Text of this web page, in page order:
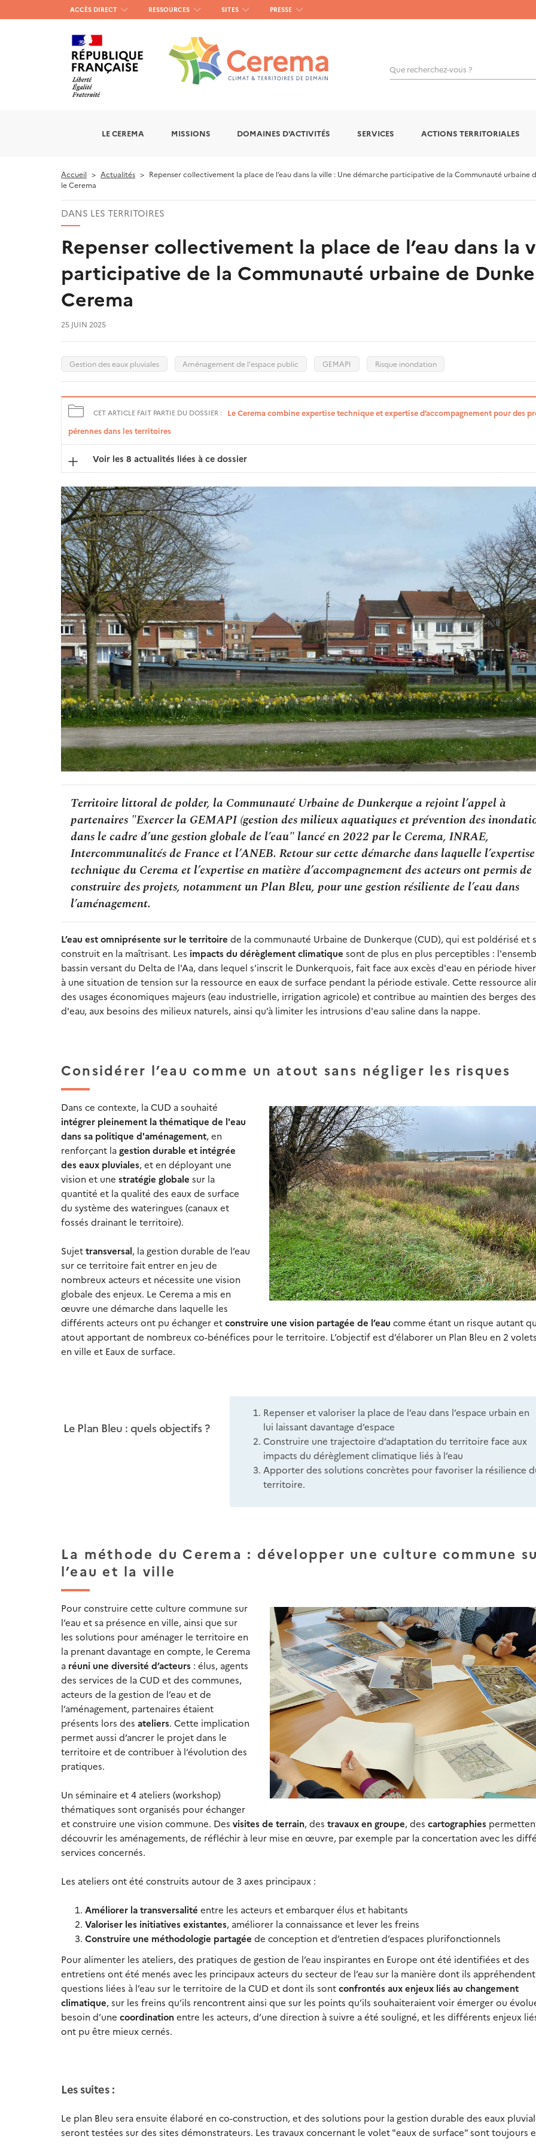
Menu
haut
gauche
ACCÈS DIRECT RESSOURCES SITES PRESSE
Que recherchez-vous ?
LE CEREMA MISSIONS DOMAINES D'ACTIVITÉS SERVICES ACTIONS TERRITORIALES
Accueil Actualités
Repenser collectivement la place de l’eau dans la ville : Une démarche participative de la Communauté urbaine
le Cerema
DANS LES TERRITOIRES
Repenser collectivement la place de l’eau dans la
participative de la Communauté urbaine de
Cerema
25 JUIN 2025
Gestion des eaux pluviales Aménagement de l'espace public GEMAPI Risque inondation
CET ARTICLE FAIT PARTIE DU DOSSIER :
Le Cerema combine expertise technique et expertise d’accompagnement pour des
pérennes dans les territoires
Voir les 8 actualités liées à ce dossier
Territoire littoral de polder, la Communauté Urbaine de Dunkerque a rejoint l’appel à
partenaires "Exercer la GEMAPI (gestion des milieux aquatiques et prévention des
dans le cadre d’une gestion globale de l’eau" lancé en 2022 par le Cerema, INRAE,
Intercommunalités de France et l’ANEB. Retour sur cette démarche dans laquelle l’expertise
technique du Cerema et l’expertise en matière d’accompagnement des acteurs ont permis de
construire des projets, notamment un Plan Bleu, pour une gestion résiliente de l’eau dans
l’aménagement.
L’eau est omniprésente sur le territoire de la communauté Urbaine de Dunkerque (CUD), qui est poldérisé et
construit en la maîtrisant. Les impacts du dérèglement climatique sont de plus en plus perceptibles :
bassin versant du Delta de l'Aa, dans lequel s'inscrit le Dunkerquois, fait face aux excès d'eau en période
à une situation de tension sur la ressource en eaux de surface pendant la période estivale. Cette ressource
des usages économiques majeurs (eau industrielle, irrigation agricole) et contribue au maintien des berges
d'eau, aux besoins des milieux naturels, ainsi qu’à limiter les intrusions d'eau saline dans la nappe.
Considérer l’eau comme un atout sans négliger les risques
Dans ce contexte, la CUD a souhaité
intégrer pleinement la thématique de l'eau
dans sa politique d'aménagement, en
renforçant lagestion durable et intégrée
des eaux pluviales, et en déployant une
vision et une stratégie globale sur la
quantité et la qualité des eaux de surface
du système des wateringues (canaux et
fossés drainant le territoire).
Sujettransversal, la gestion durable de l’eau
sur ce territoire fait entrer en jeu de
nombreux acteurs et nécessite une vision
globale des enjeux. Le Cerema a mis en
œuvre une démarche dans laquelle les
différents acteurs ont pu échanger etconstruire une vision partagée de l’eau comme étant un risque autant
atout apportant de nombreux co-bénéfices pour le territoire. L’objectif est d’élaborer un Plan Bleu en 2 volets
en ville et Eaux de surface.
Le Plan Bleu : quels objectifs ?
Repenser et valoriser la place de l’eau dans l’espace urbain en
lui laissant davantage d’espace
Construire une trajectoire d’adaptation du territoire face aux
impacts du dérèglement climatique liés à l’eau
Apporter des solutions concrètes pour favoriser la résilience
territoire.
La méthode du Cerema : développer une culture commune
l’eau et la ville
Pour construire cette culture commune sur
l’eau et sa présence en ville, ainsi que sur
les solutions pour aménager le territoire en
la prenant davantage en compte, le Cerema
a réuni une diversité d’acteurs : élus, agents
des services de la CUD et des communes,
acteurs de la gestion de l’eau et de
l’aménagement, partenaires étaient
présents lors des ateliers. Cette implication
permet aussi d’ancrer le projet dans le
territoire et de contribuer à l’évolution des
pratiques.
Un séminaire et 4 ateliers (workshop)
thématiques sont organisés pour échanger
et construire une vision commune. Des visites de terrain, des travaux en groupe, des cartographies
découvrir les aménagements, de réfléchir à leur mise en œuvre, par exemple par la concertation avec les
services concernés.
Les ateliers ont été construits autour de 3 axes principaux :
Améliorer la transversalité entre les acteurs et embarquer élus et habitants
Valoriser les initiatives existantes, améliorer la connaissance et lever les freins
Construire une méthodologie partagée de conception et d’entretien d’espaces plurifonctionnels
Pour alimenter les ateliers, des pratiques de gestion de l’eau inspirantes en Europe ont été identifiées et des
entretiens ont été menés avec les principaux acteurs du secteur de l’eau sur la manière dont ils
questions liées à l’eau sur le territoire de la CUD et dont ils sontconfrontés aux enjeux liés au changement
climatique, sur les freins qu’ils rencontrent ainsi que sur les points qu’ils souhaiteraient voir émerger ou
besoin d’une coordinationentre les acteurs, d’une direction à suivre a été souligné, et les différents enjeux liés
ont pu être mieux cernés.
Les suites :
Le plan Bleu sera ensuite élaboré en co-construction, et des solutions pour la gestion durable des eaux
seront testées sur des sites démonstrateurs. Les travaux concernant le volet "eaux de surface" sont toujours